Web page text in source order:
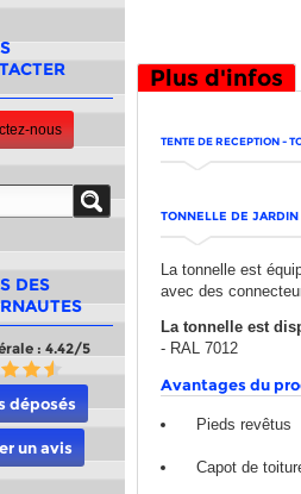
nous
DES
: 4.42/5
déposés
un avis
Plus d'infos
TENTE DE RECEPTION -
TONNELLE DE
La tonnelle est
avec des
La tonnelle est
- RAL 7012
Avantages du
Pieds revêtus
Capot de